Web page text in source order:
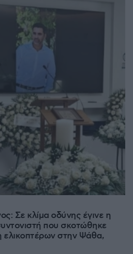
Σε κλίμα οδύνης έγινε η
που σκοτώθηκε
ελικοπτέρων στην Ψάθα,